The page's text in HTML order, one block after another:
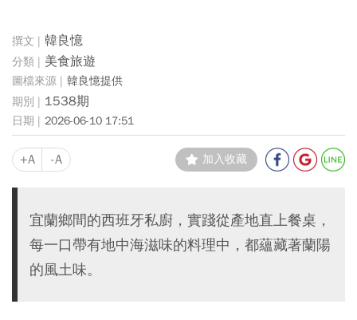
韓良憶
美食旅遊
韓良憶提供
1538期
2026-06-10 17:51
+A -A 加入收藏
宜蘭鄉間的西班牙私廚，實踐從產地直上餐桌，
每一口帶有地中海滋味的料理中，都蘊藏著蘭陽
的風土味。